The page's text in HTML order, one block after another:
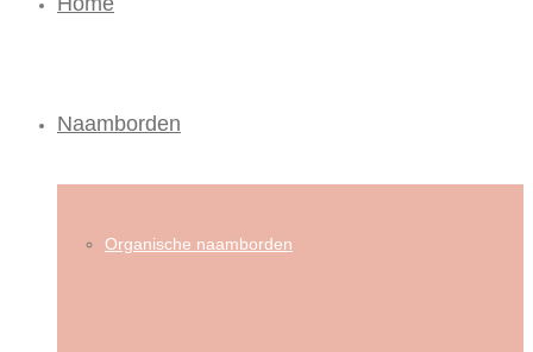
Naamborden
Organische naamborden